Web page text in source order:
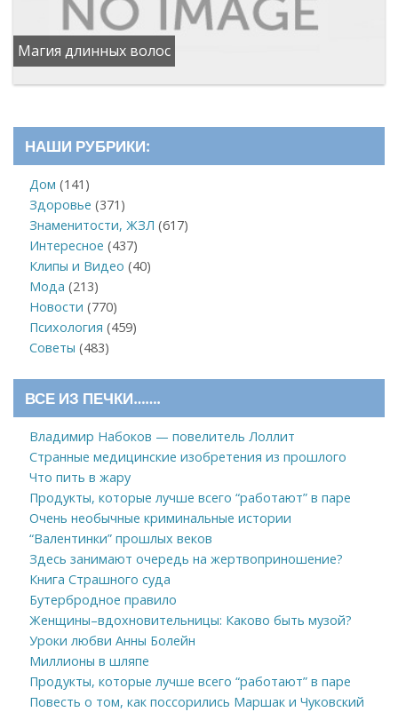
Магия длинных волос
НАШИ РУБРИКИ:
Дом (141)
Здоровье (371)
Знаменитости, ЖЗЛ (617)
Интересное (437)
Клипы и Видео (40)
Мода (213)
Новости (770)
Психология (459)
Советы (483)
ВСЕ ИЗ ПЕЧКИ…….
Владимир Набоков — повелитель Лоллит
Странные медицинские изобретения из прошлого
Что пить в жару
Продукты, которые лучше всего “работают” в паре
Очень необычные криминальные истории
“Валентинки” прошлых веков
Здесь занимают очередь на жертвоприношение?
Книга Страшного суда
Бутербродное правило
Женщины–вдохновительницы: Каково быть музой?
Уроки любви Анны Болейн
Миллионы в шляпе
Продукты, которые лучше всего “работают” в паре
Повесть о том, как поссорились Маршак и Чуковский